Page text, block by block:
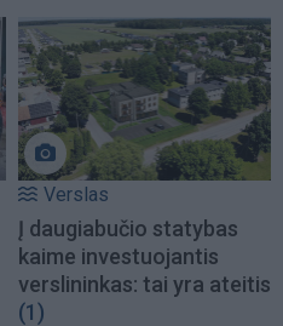
Verslas
Į daugiabučio statybas
kaime investuojantis
verslininkas: tai yra ateitis
(1)